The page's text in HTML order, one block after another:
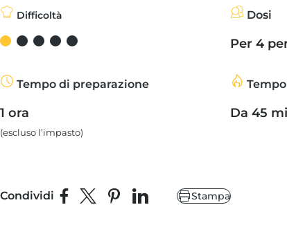
Difficoltà Dosi
Per 4
Tempo di preparazione
1 ora
(escluso l’impasto)
Da 45
Condividi Condividi su Facebook
Condividi su X
Fai pin su Pinterest
Condividi su LinkedIn
Stampa